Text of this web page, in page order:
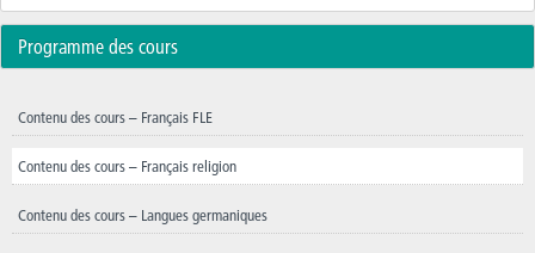
Programme des cours
Contenu des cours – Français FLE
Contenu des cours – Français religion
Contenu des cours – Langues germaniques